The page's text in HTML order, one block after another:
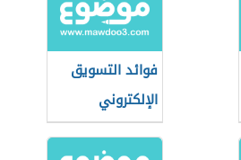
فوائد التسويق
الإلكتروني